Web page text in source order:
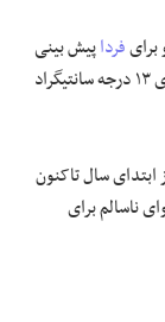
فرداپیش بینی
می‌شود حداقل دمای ۶ درجه سانتیگراد و حداکثر دمای ۱۳ درجه سانتیگراد
ابتدای سال تاکنون
روز هوای قابل قبول، ۴۳ روز هوای ناسالم برای